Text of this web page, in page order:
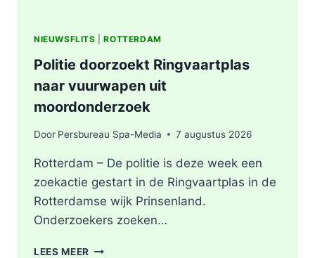
NIEUWSFLITS |ROTTERDAM
Politie doorzoekt Ringvaartplas
naar vuurwapen uit
moordonderzoek
Door Persbureau Spa-Media 7 augustus 2026
Rotterdam – De politie is deze week een
zoekactie gestart in de Ringvaartplas in de
Rotterdamse wijk Prinsenland.
Onderzoekers zoeken…
LEES MEER POLITIE